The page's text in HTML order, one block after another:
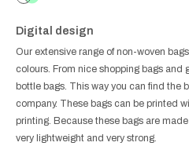
Digital design
Our extensive range of non-woven
colours. From nice shopping bags and
bottle bags. This way you can find the
company. These bags can be printed
printing. Because these bags are
very lightweight and very strong.